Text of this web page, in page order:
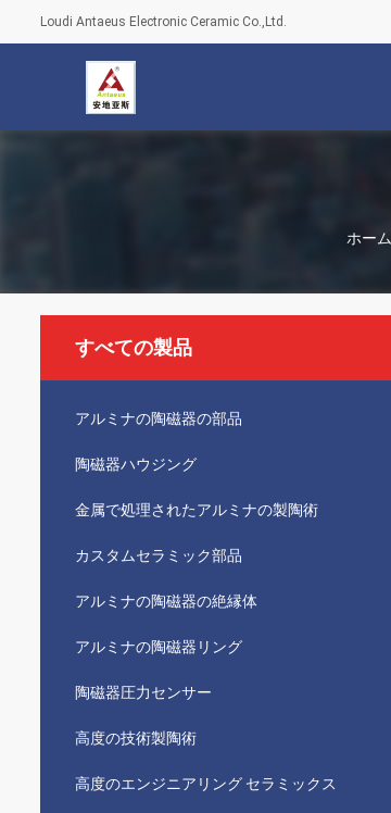
Loudi Antaeus Electronic Ceramic Co.,Ltd.
ホーム
すべての製品
アルミナの陶磁器の部品
陶磁器ハウジング
金属で処理されたアルミナの製陶術
カスタムセラミック部品
アルミナの陶磁器の絶縁体
アルミナの陶磁器リング
陶磁器圧力センサー
高度の技術製陶術
高度のエンジニアリング セラミックス